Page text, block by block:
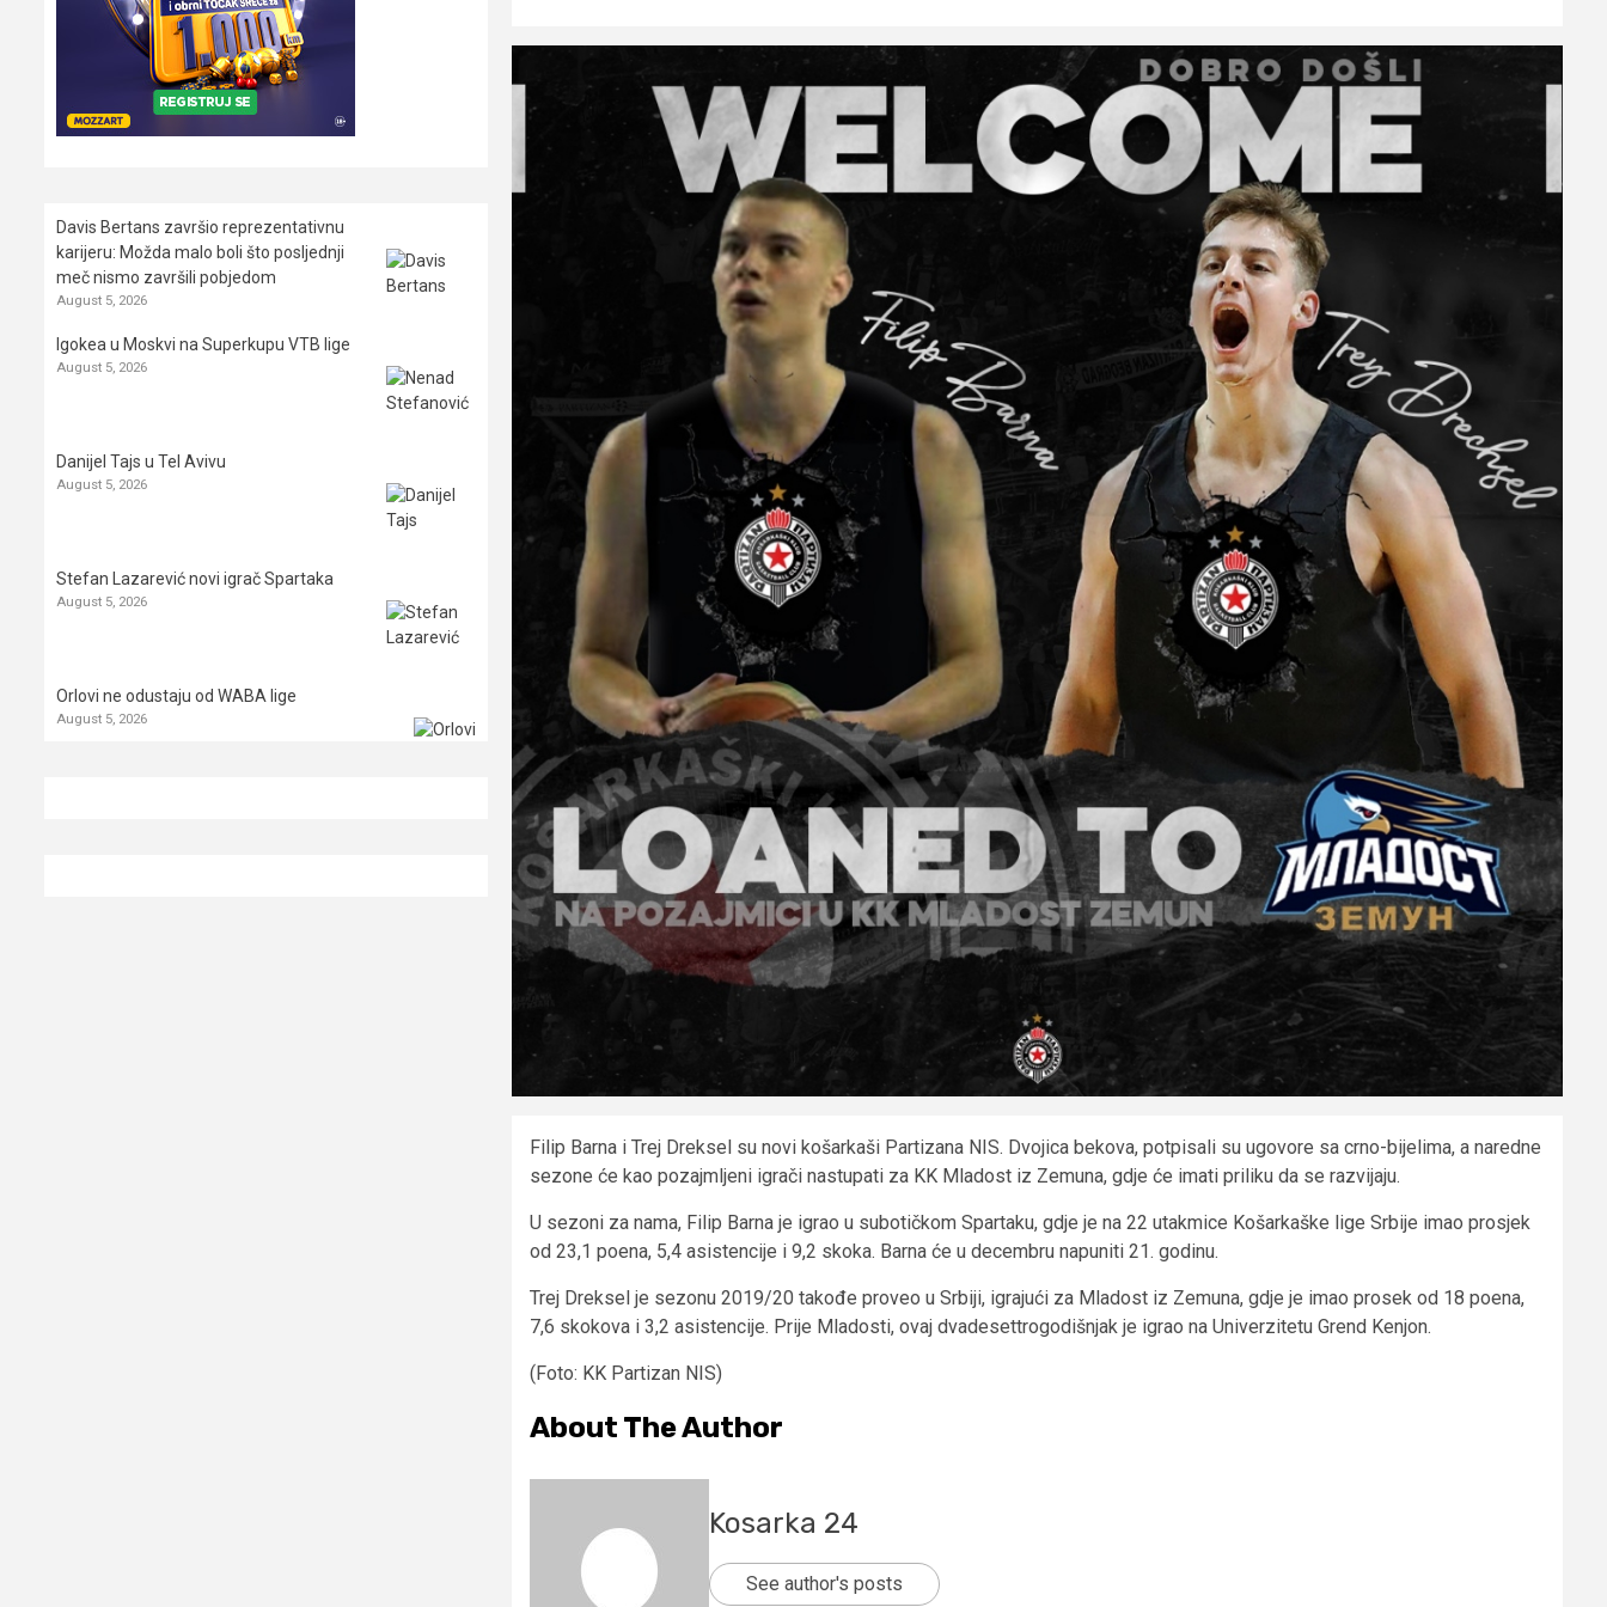
Filip Barna i Trej Dreksel su novi košarkaši Partizana NIS. Dvojica bekova, potpisali su ugovore sa crno-bijelima, a naredne
sezone će kao pozajmljeni igrači nastupati za KK Mladost iz Zemuna, gdje će imati priliku da se razvijaju.
U sezoni za nama, Filip Barna je igrao u subotičkom Spartaku, gdje je na 22 utakmice Košarkaške lige Srbije imao prosjek
od 23,1 poena, 5,4 asistencije i 9,2 skoka. Barna će u decembru napuniti 21. godinu.
Trej Dreksel je sezonu 2019/20 takođe proveo u Srbiji, igrajući za Mladost iz Zemuna, gdje je imao prosek od 18 poena,
7,6 skokova i 3,2 asistencije. Prije Mladosti, ovaj dvadesettrogodišnjak je igrao na Univerzitetu Grend Kenjon.
(Foto: KK Partizan NIS)
About The Author
Kosarka 24
See author's posts
Davis Bertans završio reprezentativnu
karijeru: Možda malo boli što posljednji
meč nismo završili pobjedom
August 5, 2026
Igokea u Moskvi na Superkupu VTB lige
August 5, 2026
Danijel Tajs u Tel Avivu
August 5, 2026
Stefan Lazarević novi igrač Spartaka
August 5, 2026
Orlovi ne odustaju od WABA lige
August 5, 2026